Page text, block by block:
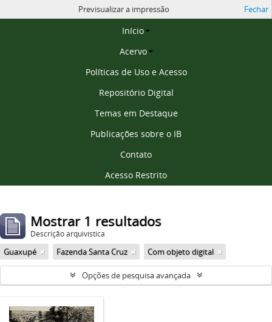
Página inicial
Início
Acervo
Políticas de Uso e Acesso
Repositório Digital
Temas em Destaque
Publicações sobre o IB
Contato
Acesso Restrito
Previsualizar a impressão Fechar
Mostrar 1 resultados
Descrição arquivística
Guaxupé Fazenda Santa Cruz Com objeto digital
Opções de pesquisa avançada